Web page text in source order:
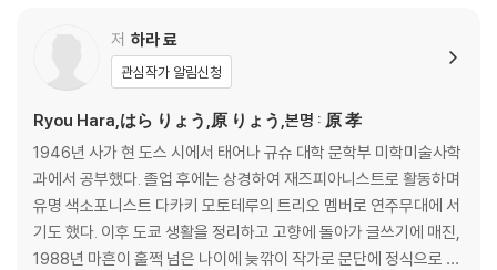
저 하라 료
관심작가 알림신청
Ryou Hara,はら りょう,原 りょう,본명 : 原 孝
1946년 사가 현 도스 시에서 태어나 규슈 대학 문학부 미학미술사학
과에서 공부했다. 졸업 후에는 상경하여 재즈피아니스트로 활동하며
유명 색소포니스트 다카키 모토테루의 트리오 멤버로 연주무대에 서
기도 했다. 이후 도쿄 생활을 정리하고 고향에 돌아가 글쓰기에 매진,
1988년 마흔이 훌쩍 넘은 나이에 늦깎이 작가로 문단에 정식으로 발